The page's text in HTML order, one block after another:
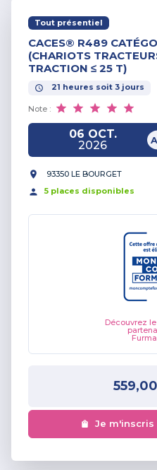
Tout présentiel
CACES® R489
(CHARIOTS
TRACTION ≤ 25 T)
21 heures soit 3 jours
Note :
06 OCT.
2026
93350 LE BOURGET
5 places disponibles
Découvrez
Je m'inscris